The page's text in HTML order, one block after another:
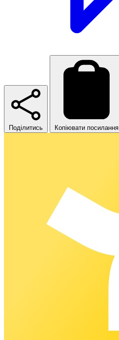
Поділитись Копіювати посилання